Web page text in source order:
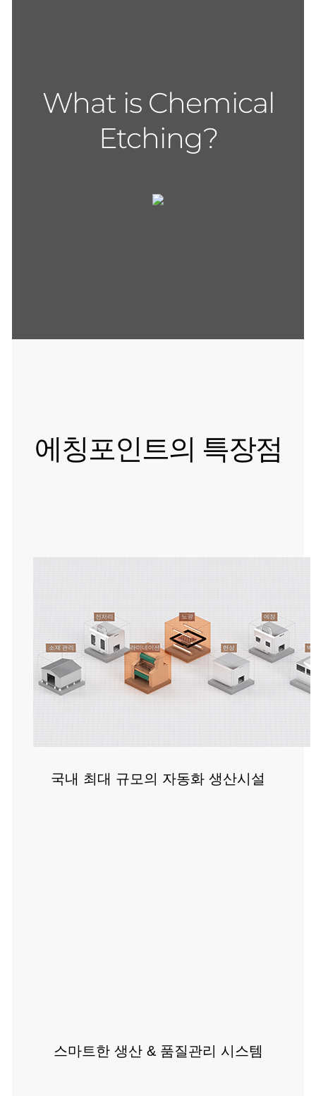
What is Chemical
Etching?
에칭포인트의 특장점
국내 최대 규모의 자동화 생산시설
스마트한 생산 & 품질관리 시스템